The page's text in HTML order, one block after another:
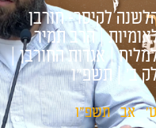
לקיסר- חורבן
| הרב תמיר
| אגדות החורבן |
ב' | תשפ"ו
אב תשפ"ו